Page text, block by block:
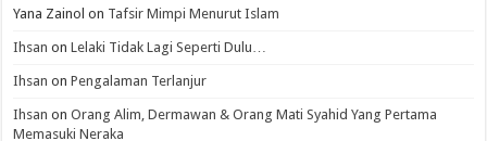
Yana Zainol on Tafsir Mimpi Menurut Islam
Ihsan onLelaki Tidak Lagi Seperti Dulu…
Ihsan onPengalaman Terlanjur
Ihsan onOrang Alim, Dermawan & Orang Mati Syahid Yang Pertama
Memasuki Neraka